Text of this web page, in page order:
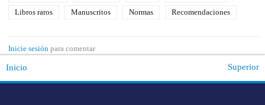
Libros raros
Manuscritos Normas Recomendaciones
Inicie sesión para comentar
Inicio Superior